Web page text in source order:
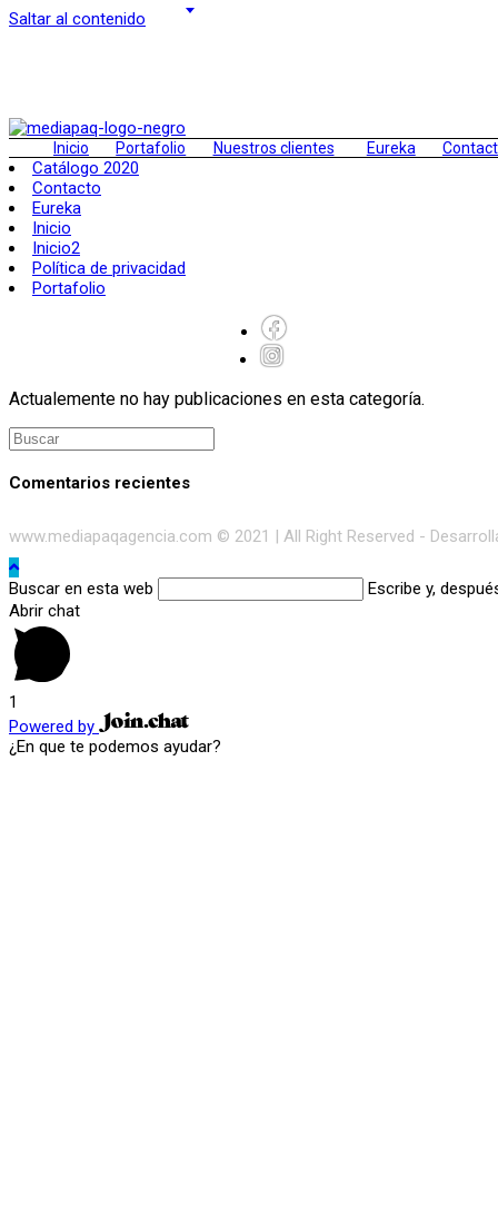
Saltar al contenido
Inicio Portafolio Nuestros clientes Eureka
Catálogo 2020
Contacto
Eureka
Inicio
Inicio2
Política de privacidad
Portafolio
Actualemente no hay publicaciones en esta categoría.
Comentarios recientes
www.mediapaqagencia.com © 2021 | All Right Reserved -
Buscar en esta web
Escribe y,
Abrir chat
1
Powered by
¿En que te podemos ayudar?